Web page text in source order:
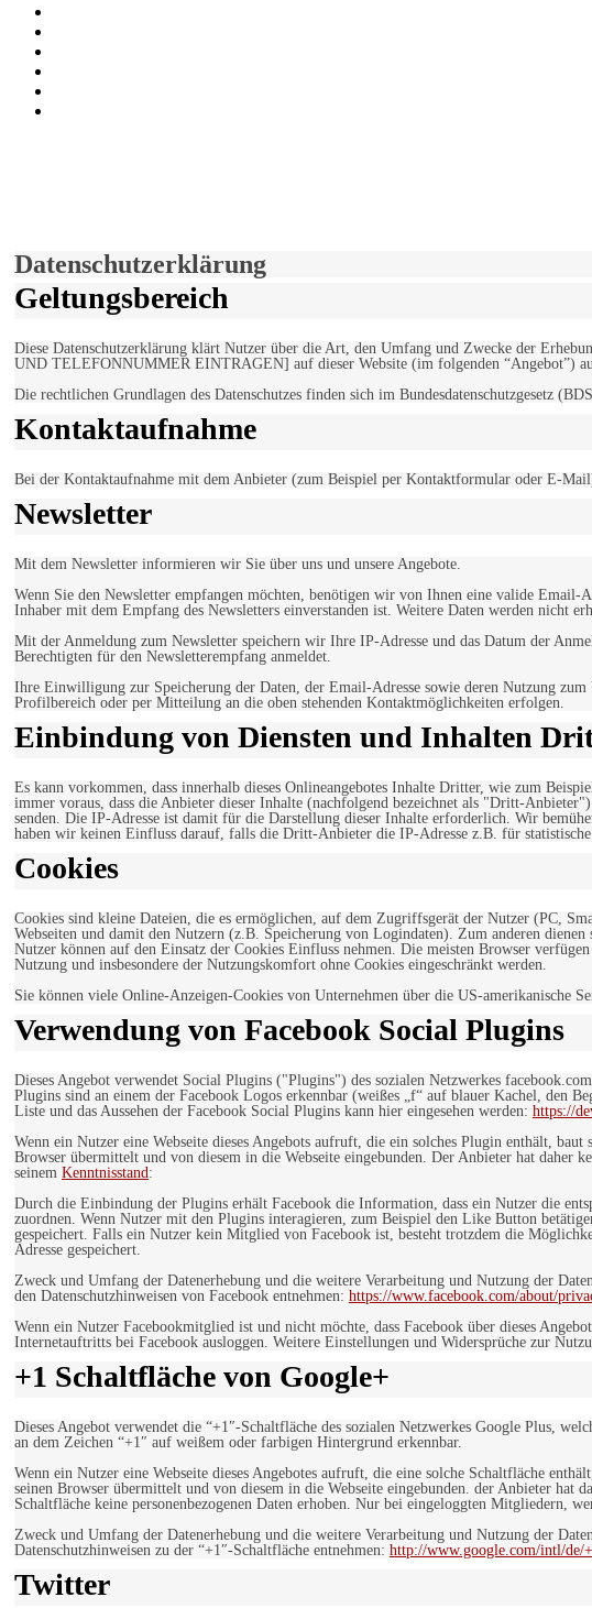
Datenschutzerklärung
Geltungsbereich
Diese Datenschutzerklärung klärt Nutzer über die Art, den Umfang und Zwecke der
UND TELEFONNUMMER EINTRAGEN] auf dieser Website (im folgenden “Angebot”)
Die rechtlichen Grundlagen des Datenschutzes finden sich im Bundesdatenschutzgesetz
Kontaktaufnahme
Bei der Kontaktaufnahme mit dem Anbieter (zum Beispiel per Kontaktformular oder E-
Newsletter
Mit dem Newsletter informieren wir Sie über uns und unsere Angebote.
Wenn Sie den Newsletter empfangen möchten, benötigen wir von Ihnen eine valide Email-
Inhaber mit dem Empfang des Newsletters einverstanden ist. Weitere Daten werden nicht
Mit der Anmeldung zum Newsletter speichern wir Ihre IP-Adresse und das Datum der
Berechtigten für den Newsletterempfang anmeldet.
Ihre Einwilligung zur Speicherung der Daten, der Email-Adresse sowie deren Nutzung
Profilbereich oder per Mitteilung an die oben stehenden Kontaktmöglichkeiten erfolgen.
Einbindung von Diensten und Inhalten
Es kann vorkommen, dass innerhalb dieses Onlineangebotes Inhalte Dritter, wie zum
immer voraus, dass die Anbieter dieser Inhalte (nachfolgend bezeichnet als "Dritt-
senden. Die IP-Adresse ist damit für die Darstellung dieser Inhalte erforderlich. Wir
haben wir keinen Einfluss darauf, falls die Dritt-Anbieter die IP-Adresse z.B. für
Cookies
Cookies sind kleine Dateien, die es ermöglichen, auf dem Zugriffsgerät der Nutzer (PC,
Webseiten und damit den Nutzern (z.B. Speicherung von Logindaten). Zum anderen dienen
Nutzer können auf den Einsatz der Cookies Einfluss nehmen. Die meisten Browser
Nutzung und insbesondere der Nutzungskomfort ohne Cookies eingeschränkt werden.
Sie können viele Online-Anzeigen-Cookies von Unternehmen über die US-amerikanische
Verwendung von Facebook Social Plugins
Dieses Angebot verwendet Social Plugins ("Plugins") des sozialen Netzwerkes
Plugins sind an einem der Facebook Logos erkennbar (weißes „f“ auf blauer Kachel,
Liste und das Aussehen der Facebook Social Plugins kann hier eingesehen werden: https://
Wenn ein Nutzer eine Webseite dieses Angebots aufruft, die ein solches Plugin enthält,
Browser übermittelt und von diesem in die Webseite eingebunden. Der Anbieter hat
seinem Kenntnisstand:
Durch die Einbindung der Plugins erhält Facebook die Information, dass ein Nutzer die
zuordnen. Wenn Nutzer mit den Plugins interagieren, zum Beispiel den Like Button
gespeichert. Falls ein Nutzer kein Mitglied von Facebook ist, besteht trotzdem die
Adresse gespeichert.
Zweck und Umfang der Datenerhebung und die weitere Verarbeitung und Nutzung der
den Datenschutzhinweisen von Facebook entnehmen: https://www.facebook.com/about/
Wenn ein Nutzer Facebookmitglied ist und nicht möchte, dass Facebook über dieses
Internetauftritts bei Facebook ausloggen. Weitere Einstellungen und Widersprüche zur
+1 Schaltfläche von Google+
Dieses Angebot verwendet die “+1″-Schaltfläche des sozialen Netzwerkes Google Plus,
an dem Zeichen “+1″ auf weißem oder farbigen Hintergrund erkennbar.
Wenn ein Nutzer eine Webseite dieses Angebotes aufruft, die eine solche Schaltfläche
seinen Browser übermittelt und von diesem in die Webseite eingebunden. der Anbieter
Schaltfläche keine personenbezogenen Daten erhoben. Nur bei eingeloggten Mitgliedern,
Zweck und Umfang der Datenerhebung und die weitere Verarbeitung und Nutzung der
Datenschutzhinweisen zu der “+1″-Schaltfläche entnehmen: http://www.google.com/intl/de/
Twitter